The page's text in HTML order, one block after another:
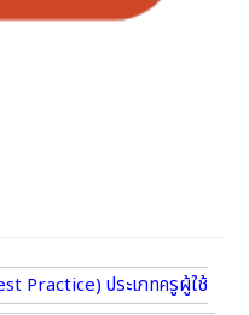
Practice) ประเภทครูผู้ใช้